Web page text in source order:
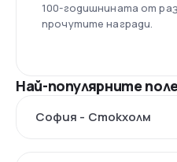
100-годишнината от
прочутите награди.
Най-популярните
София - Стoкхолм